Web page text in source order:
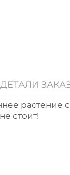
ДЕТАЛИ
растение
стоит!